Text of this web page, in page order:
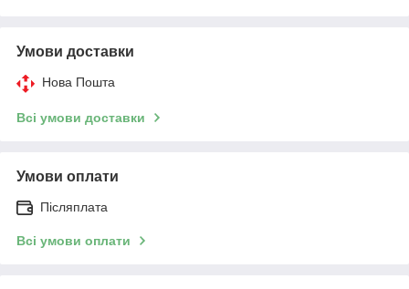
Умови доставки
Нова Пошта
Всі умови доставки
Умови оплати
Післяплата
Всі умови оплати